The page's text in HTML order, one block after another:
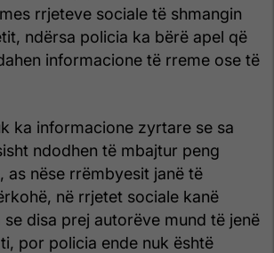
rrjeteve sociale të shmangin
ndërsa policia ka bërë apel që
informacione të rreme ose të
ka informacione zyrtare se sa
ndodhen të mbajtur peng
as nëse rrëmbyesit janë të
në rrjetet sociale kanë
disa prej autorëve mund të jenë
por policia ende nuk është